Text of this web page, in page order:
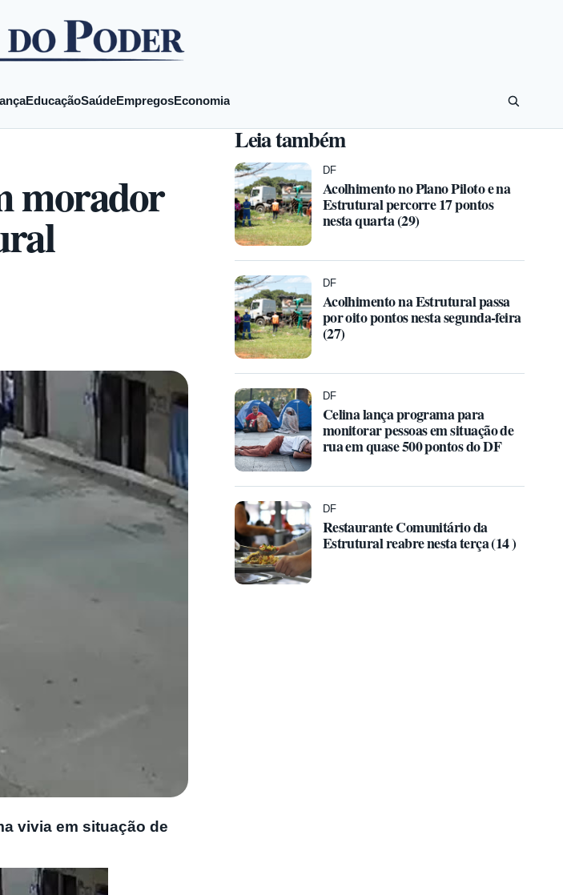
EducaçãoSaúdeEmpregosEconomia
morador
vivia em situação de
Leia também
DF
Acolhimento no Plano Piloto e na
Estrutural percorre 17 pontos
nesta quarta (29)
DF
Acolhimento na Estrutural passa
por oito pontos nesta segunda-feira
(27)
DF
Celina lança programa para
monitorar pessoas em situação de
rua em quase 500 pontos do DF
DF
Restaurante Comunitário da
Estrutural reabre nesta terça (14 )